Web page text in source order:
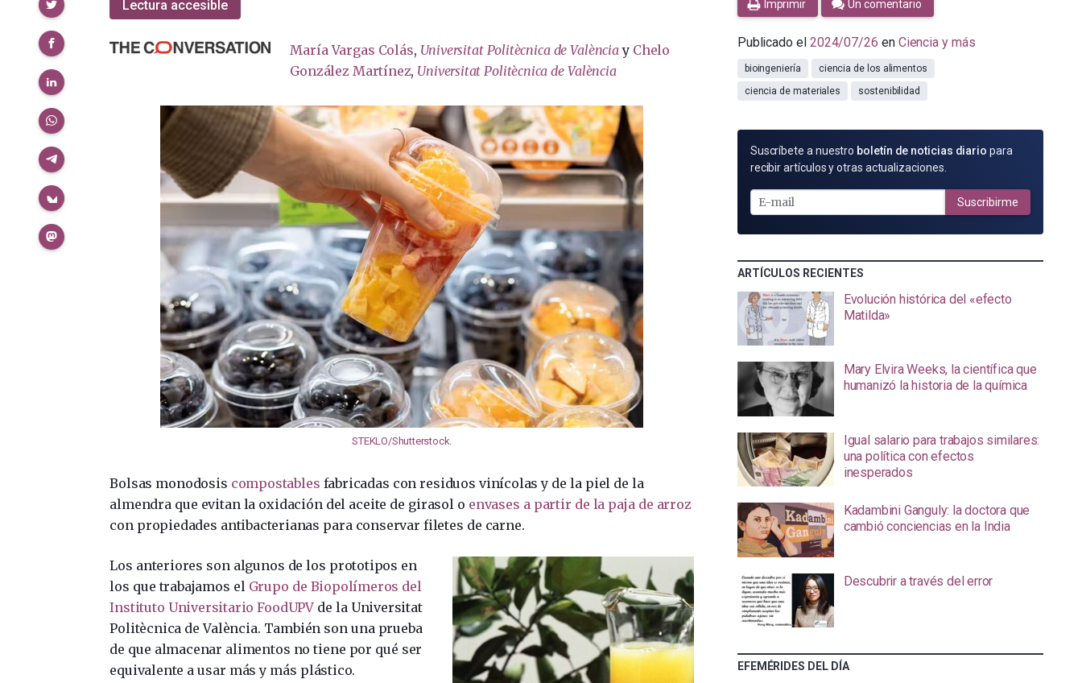
Lectura accesible
María Vargas Colás, Universitat Politècnica de Valènciay Chelo
González Martínez, Universitat Politècnica de València
STEKLO/Shutterstock.
Bolsas monodosis compostables fabricadas con residuos vinícolas y de la piel de la
almendra que evitan la oxidación del aceite de girasol o envases a partir de la paja de arroz
con propiedades antibacterianas para conservar filetes de carne.
Los anteriores son algunos de los prototipos en
los que trabajamos el Grupo de Biopolímeros del
Instituto Universitario FoodUPVde la Universitat
Politècnica de València. También son una prueba
de que almacenar alimentos no tiene por qué ser
equivalente a usar más y más plástico.
Imprimir Un comentario
Publicado el 2024/07/26 en Ciencia y más
bioingeniería
ciencia de los alimentos
ciencia de materiales
sostenibilidad
SUSCRÍBETE
POR
MAIL
Suscríbete a nuestro boletín de noticias diario para
recibir artículos y otras actualizaciones.
Suscribirme
ARTÍCULOS RECIENTES
Evolución histórica del «efecto
Matilda»
Mary Elvira Weeks, la científica que
humanizó la historia de la química
Igual salario para trabajos similares:
una política con efectos
inesperados
Kadambini Ganguly: la doctora que
cambió conciencias en la India
Descubrir a través del error
EFEMÉRIDES DEL DÍA